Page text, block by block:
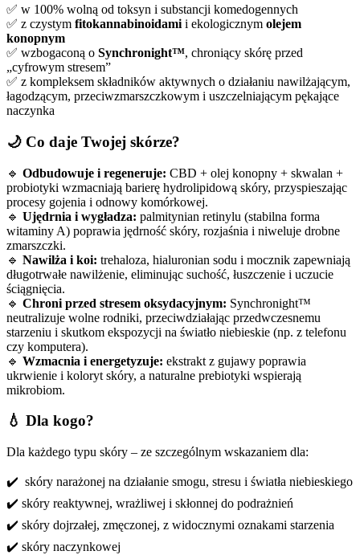
✅ w 100% wolną od toksyn i substancji komedogennych
✅ z czystym fitokannabinoidami i ekologicznym olejem
konopnym
✅ wzbogaconą o Synchronight™, chroniący skórę przed
„cyfrowym stresem”
✅ z kompleksem składników aktywnych o działaniu nawilżającym,
łagodzącym, przeciwzmarszczkowym i uszczelniającym pękające
naczynka
🌙 Co daje Twojej skórze?
🔹 Odbudowuje i regeneruje: CBD + olej konopny + skwalan +
probiotyki wzmacniają barierę hydrolipidową skóry, przyspieszając
procesy gojenia i odnowy komórkowej.
🔹 Ujędrnia i wygładza: palmitynian retinylu (stabilna forma
witaminy A) poprawia jędrność skóry, rozjaśnia i niweluje drobne
zmarszczki.
🔹 Nawilża i koi: trehaloza, hialuronian sodu i mocznik zapewniają
długotrwałe nawilżenie, eliminując suchość, łuszczenie i uczucie
ściągnięcia.
🔹 Chroni przed stresem oksydacyjnym: Synchronight™
neutralizuje wolne rodniki, przeciwdziałając przedwczesnemu
starzeniu i skutkom ekspozycji na światło niebieskie (np. z telefonu
czy komputera).
🔹 Wzmacnia i energetyzuje: ekstrakt z gujawy poprawia
ukrwienie i koloryt skóry, a naturalne prebiotyki wspierają
mikrobiom.
💧 Dla kogo?
Dla każdego typu skóry – ze szczególnym wskazaniem dla:
✔️ skóry narażonej na działanie smogu, stresu i światła niebieskiego
✔️ skóry reaktywnej, wrażliwej i skłonnej do podrażnień
✔️ skóry dojrzałej, zmęczonej, z widocznymi oznakami starzenia
✔️ skóry naczynkowej